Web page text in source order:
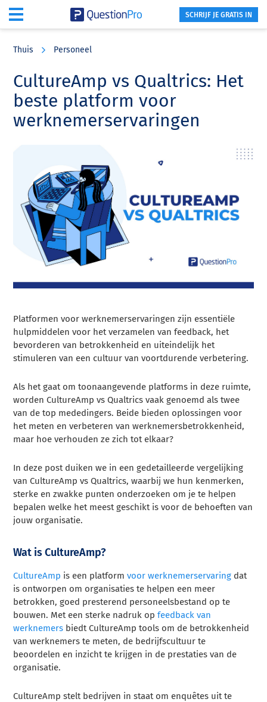
content
sidebar
SCHRIJF JE GRATIS IN
Thuis Personeel
CultureAmp vs Qualtrics: Het
beste platform voor
werknemerservaringen
Platformen voor werknemerservaringen zijn essentiële
hulpmiddelen voor het verzamelen van feedback, het
bevorderen van betrokkenheid en uiteindelijk het
stimuleren van een cultuur van voortdurende verbetering.
Als het gaat om toonaangevende platforms in deze ruimte,
worden CultureAmp vs Qualtrics vaak genoemd als twee
van de top mededingers. Beide bieden oplossingen voor
het meten en verbeteren van werknemersbetrokkenheid,
maar hoe verhouden ze zich tot elkaar?
In deze post duiken we in een gedetailleerde vergelijking
van CultureAmp vs Qualtrics, waarbij we hun kenmerken,
sterke en zwakke punten onderzoeken om je te helpen
bepalen welke het meest geschikt is voor de behoeften van
jouw organisatie.
Wat is CultureAmp?
CultureAmp is een platformvoor werknemerservaring dat
is ontworpen om organisaties te helpen een meer
betrokken, goed presterend personeelsbestand op te
bouwen. Met een sterke nadruk opfeedback van
werknemers biedt CultureAmp tools om de betrokkenheid
van werknemers te meten, de bedrijfscultuur te
beoordelen en inzicht te krijgen in de prestaties van de
organisatie.
CultureAmp stelt bedrijven in staat om enquêtes uit te